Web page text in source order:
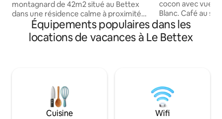
montagnard de 42m2 situé au Bettex
dans une résidence calme à proximité
des pistes du Domaine Évasion Mont
Blanc. Cet appartement idéal pour 4
personnes se trouve au 2ème étage
accèder aux pistes en moins de 5 min .
Épicerie à proximité : 5 min à pieds,
moins de 2 min en navette.
cocon avec vue
Blanc. Café au soleil sur le balcon plein
sud, retour de ski
soirée cosy face
L’appartement
ou du VTT sans
vos valises, vous
s’occupe du reste.
Équipements populaires dans les
locations de vacances à Le Bettex
Cuisine Wifi